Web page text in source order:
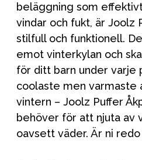
beläggning som
vindar och fukt, är Joolz
stilfull och funktionell.
emot vinterkylan och
för ditt barn under varje
coolaste men varmaste
vintern – Joolz Puffer
behöver för att njuta av
oavsett väder. Är ni